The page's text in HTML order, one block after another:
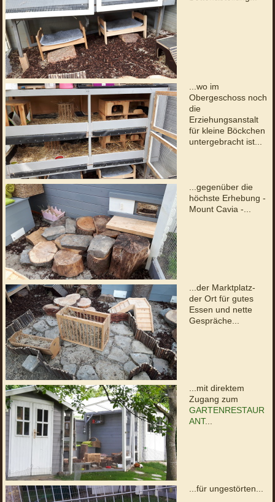
...wo im
Obergeschoss noch
die
Erziehungsanstalt
für kleine Böckchen
untergebracht ist...
...gegenüber die
höchste Erhebung -
Mount Cavia -...
...der Marktplatz-
der Ort für gutes
Essen und nette
Gespräche...
...mit direktem
Zugang zum
GARTENRESTAUR
ANT...
...für ungestörten...